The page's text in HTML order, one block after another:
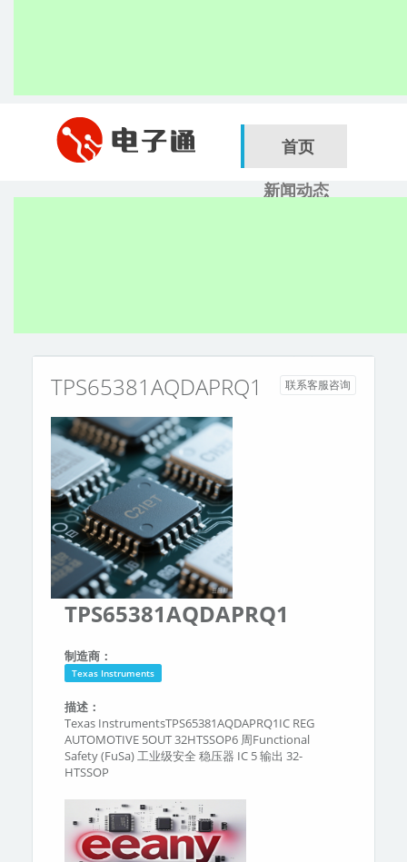
首页
新闻动态
服务商
联系客服咨询
TPS65381AQDAPRQ1
TPS65381AQDAPRQ1
制造商：
Texas Instruments
描述：
Texas InstrumentsTPS65381AQDAPRQ1IC REG
AUTOMOTIVE 5OUT 32HTSSOP6 周Functional
Safety (FuSa) 工业级安全 稳压器 IC 5 输出 32-
HTSSOP